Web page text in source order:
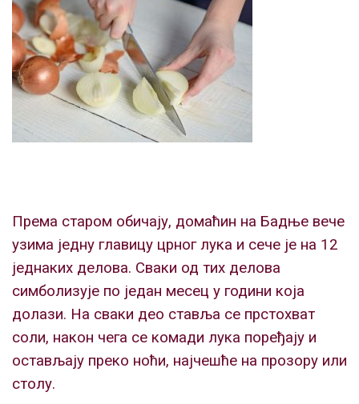
Према старом обичају, домаћин на Бадње вече
узима једну главицу црног лука и сече је на 12
једнаких делова. Сваки од тих делова
симболизује по један месец у години која
долази. На сваки део ставља се прстохват
соли, након чега се комади лука поређају и
остављају преко ноћи, најчешће на прозору или
столу.